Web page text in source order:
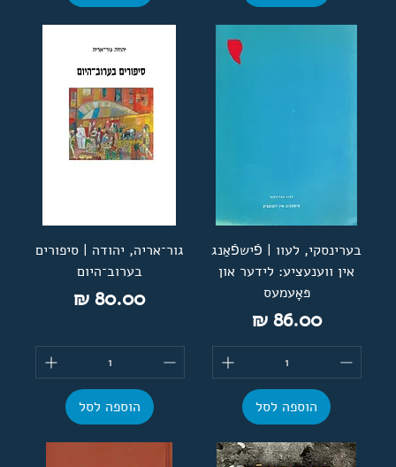
בערינסקי, לעוו | פֿישפֿאַנג
אין ווענעציע: לידער און
פּאָעמעס
מחיר‏86.00 ‏₪
הוספה לסל
גור־אריה, יהודה | סיפורים
בערוב־היום
מחיר‏80.00 ‏₪
הוספה לסל